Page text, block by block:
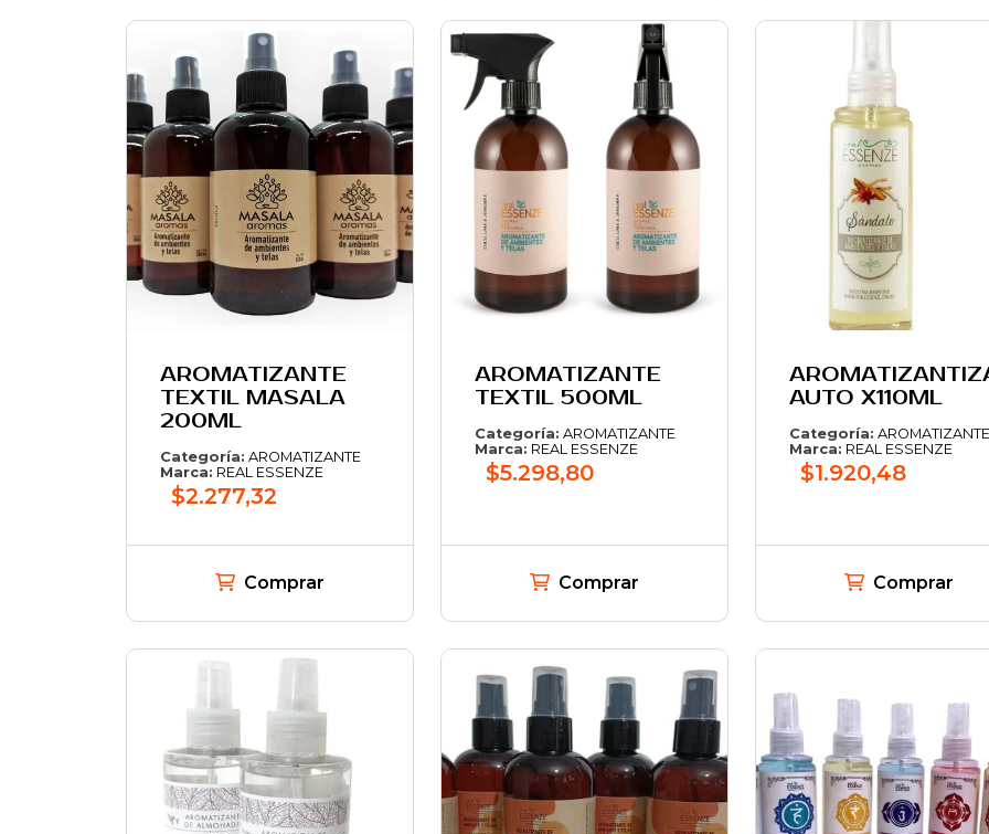
AROMATIZANTE
TEXTIL MASALA
200ML
Categoría: AROMATIZANTE
Marca: REAL ESSENZE
$2.277,32
Comprar
AROMATIZANTE
TEXTIL 500ML
Categoría: AROMATIZANTE
Marca: REAL ESSENZE
$5.298,80
Comprar
AUTO X110ML
Categoría: AROMATIZANTE
Marca: REAL ESSENZE
$1.920,48
Comprar